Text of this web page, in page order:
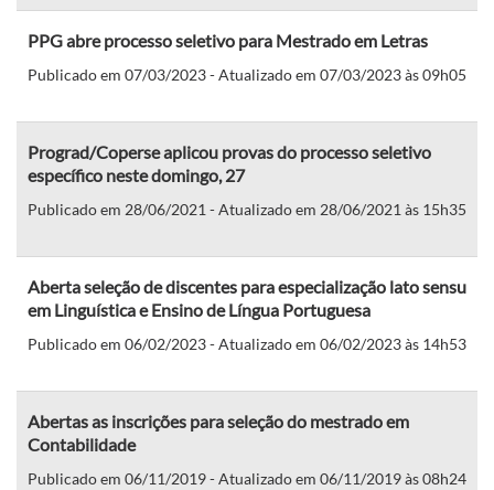
PPG abre processo seletivo para Mestrado em Letras
Publicado em 07/03/2023 - Atualizado em 07/03/2023 às 09h05
Prograd/Coperse aplicou provas do processo seletivo
específico neste domingo, 27
Publicado em 28/06/2021 - Atualizado em 28/06/2021 às 15h35
Aberta seleção de discentes para especialização lato sensu
em Linguística e Ensino de Língua Portuguesa
Publicado em 06/02/2023 - Atualizado em 06/02/2023 às 14h53
Abertas as inscrições para seleção do mestrado em
Contabilidade
Publicado em 06/11/2019 - Atualizado em 06/11/2019 às 08h24